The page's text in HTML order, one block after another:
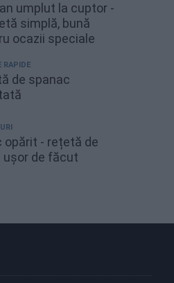
umplut la cuptor -
simplă, bună
ocazii speciale
RAPIDE
de spanac
opărit - rețetă de
ușor de făcut